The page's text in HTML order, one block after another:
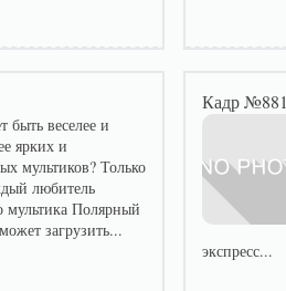
быть веселее и
ярких и
мультиков? Только
любитель
мультика Полярный
загрузить...
Кадр
экспресс...